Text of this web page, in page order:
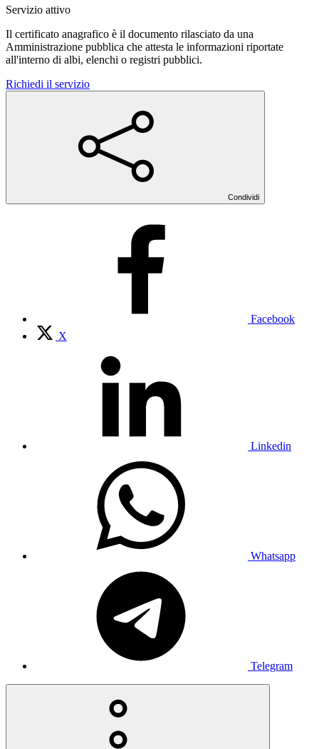
Servizio attivo
Il certificato anagrafico è il documento rilasciato da una
Amministrazione pubblica che attesta le informazioni riportate
all'interno di albi, elenchi o registri pubblici.
Richiedi il servizio
Condividi
Facebook
X
Linkedin
Whatsapp
Telegram